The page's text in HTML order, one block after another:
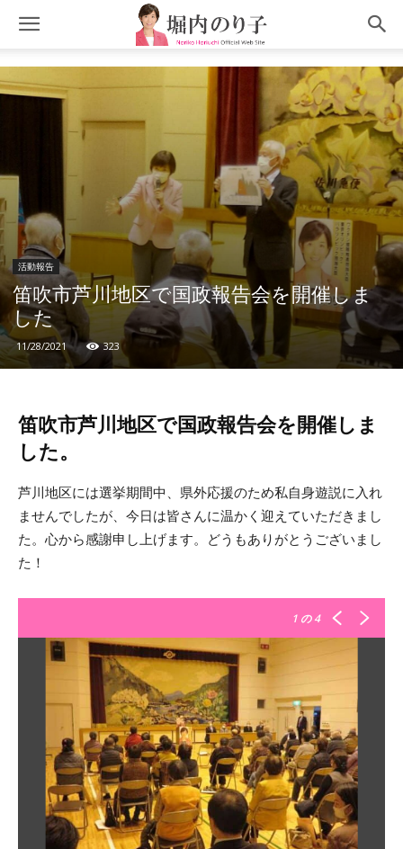
活動報告
笛吹市芦川地区で国政報告会を開催しま
した
11/28/2021 323
笛吹市芦川地区で国政報告会を開催しま
した。
芦川地区には選挙期間中、県外応援のため私自身遊説に入れ
ませんでしたが、今日は皆さんに温かく迎えていただきまし
た。心から感謝申し上げます。どうもありがとうございまし
た！
1 の 4